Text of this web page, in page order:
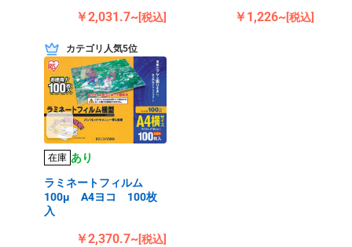
￥2,031.7~[税込] ￥1,226~[税込]
カテゴリ人気5位
在庫 あり
ラミネートフィルム
100μ A4ヨコ 100枚
入
￥2,370.7~[税込]